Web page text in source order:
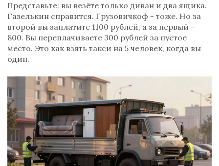
Представьте: вы везёте только диван и два ящика.
Газелькин справится. Грузовичкоф - тоже. Но за
второй вы заплатите 1100 рублей, а за первый -
800. Вы переплачиваете 300 рублей за пустое
место. Это как взять такси на 5 человек, когда вы
один.